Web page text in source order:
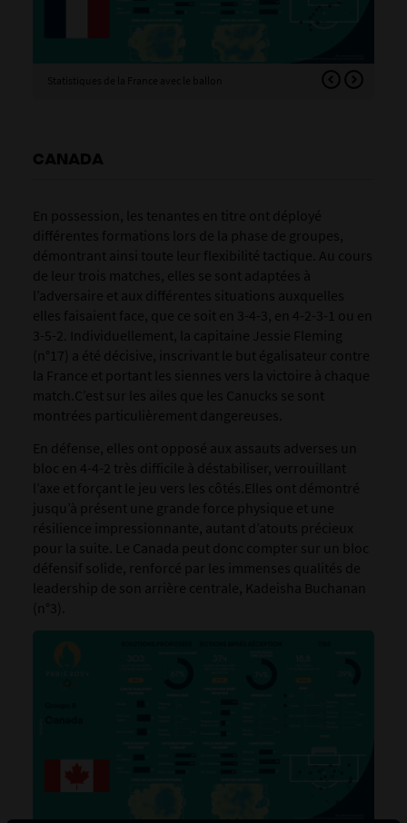
CANADA
En possession, les tenantes en titre ont déployé
différentes formations lors de la phase de groupes,
démontrant ainsi toute leur flexibilité tactique. Au cours
de leur trois matches, elles se sont adaptées à
l’adversaire et aux différentes situations auxquelles
elles faisaient face, que ce soit en 3-4-3, en 4-2-3-1 ou en
3-5-2. Individuellement, la capitaine Jessie Fleming
(n°17) a été décisive, inscrivant le but égalisateur contre
la France et portant les siennes vers la victoire à chaque
match.C’est sur les ailes que les Canucks se sont
montrées particulièrement dangereuses.
En défense, elles ont opposé aux assauts adverses un
bloc en 4-4-2 très difficile à déstabiliser, verrouillant
l’axe et forçant le jeu vers les côtés.Elles ont démontré
jusqu’à présent une grande force physique et une
résilience impressionnante, autant d’atouts précieux
pour la suite. Le Canada peut donc compter sur un bloc
défensif solide, renforcé par les immenses qualités de
leadership de son arrière centrale, Kadeisha Buchanan
(n°3).